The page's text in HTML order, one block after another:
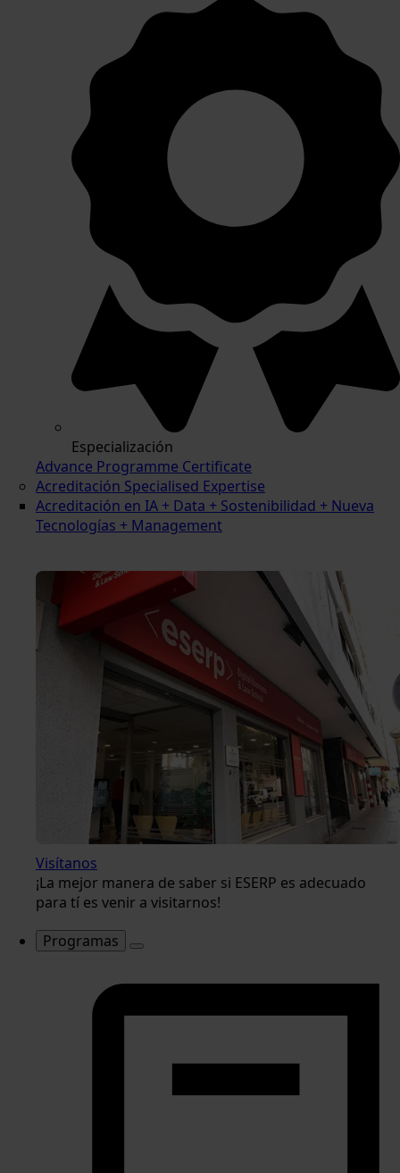
Especialización
Advance Programme Certificate
Acreditación Specialised Expertise
Acreditación en IA + Data + Sostenibilidad + Nueva
Tecnologías + Management
Visítanos
¡La mejor manera de saber si ESERP es adecuado
para tí es venir a visitarnos!
Programas